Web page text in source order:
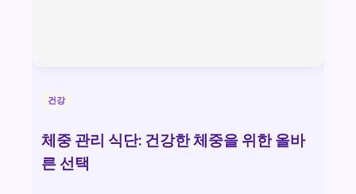
건강
체중 관리 식단: 건강한 체중을 위한 올바
른 선택